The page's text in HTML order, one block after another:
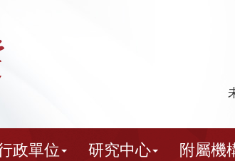
政單位 研究中心 附屬機